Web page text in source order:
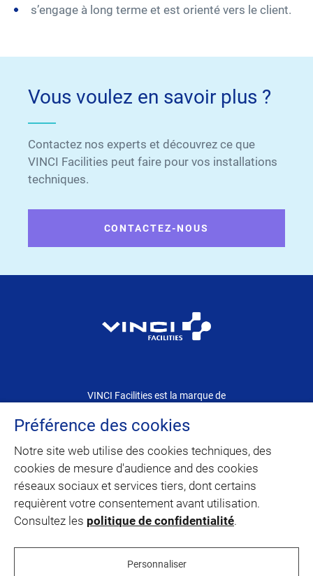
s’engage à long terme et est orienté vers le client.
Vous voulez en savoir plus ?
Contactez nos experts et découvrez ce que
VINCI Facilities peut faire pour vos installations
techniques.
CONTACTEZ-NOUS
VINCI Facilities est la marque de
PLAN DU SITE
Préférence des cookies
Notre site web utilise des cookies techniques, des
cookies de mesure d'audience and des cookies
réseaux sociaux et services tiers, dont certains
requièrent votre consentement avant utilisation.
Consultez les politique de confidentialité.
Personnaliser